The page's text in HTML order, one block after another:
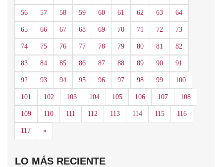
56 57 58 59 60 61 62 63 64
65 66 67 68 69 70 71 72 73
74 75 76 77 78 79 80 81 82
83 84 85 86 87 88 89 90 91
92 93 94 95 96 97 98 99 100
101 102 103 104 105 106 107 108
109 110 111 112 113 114 115 116
117 »Siguiente
LO MÁS RECIENTE